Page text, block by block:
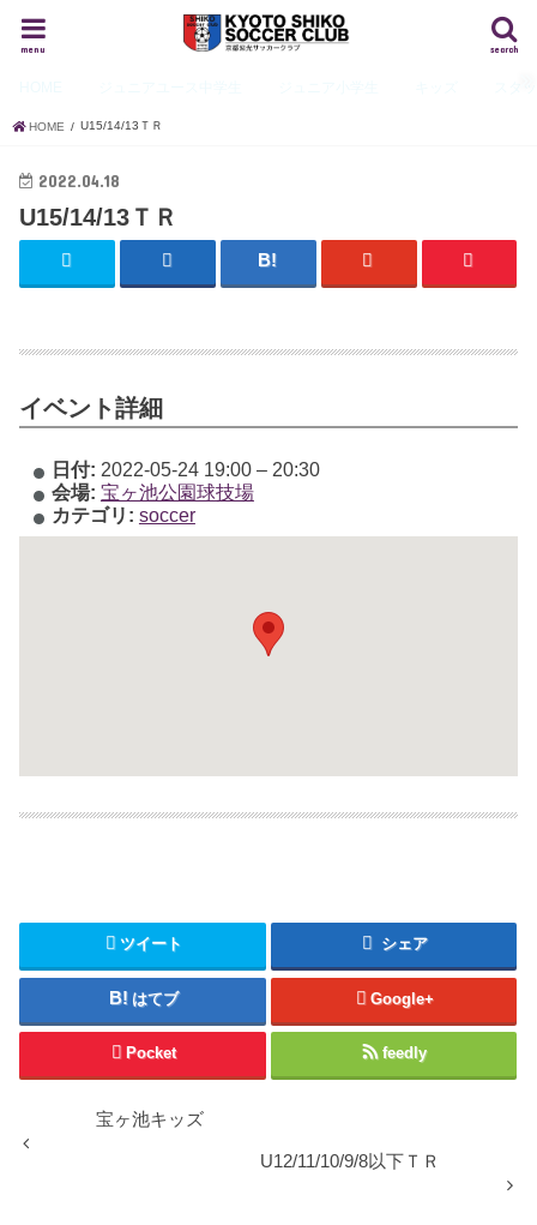
search
menu
HOME U15/14/13ＴＲ
2022.04.18
U15/14/13ＴＲ
イベント詳細
日付: 2022-05-24 19:00– 20:30
会場: 宝ヶ池公園球技場
カテゴリ: soccer
ツイート シェア
はてブ Google+
Pocket feedly
宝ヶ池キッズ
U12/11/10/9/8以下ＴＲ